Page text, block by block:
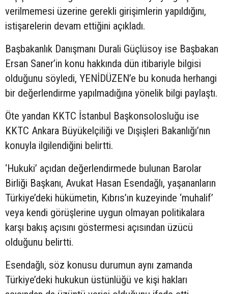
verilmemesi üzerine gerekli girişimlerin yapıldığını,
istişarelerin devam ettiğini açıkladı.
Başbakanlık Danışmanı Durali Güçlüsoy ise Başbakan
Ersan Saner’in konu hakkında dün itibariyle bilgisi
olduğunu söyledi, YENİDÜZEN’e bu konuda herhangi
bir değerlendirme yapılmadığına yönelik bilgi paylaştı.
Öte yandan KKTC İstanbul Başkonsolosluğu ise
KKTC Ankara Büyükelçiliği ve Dışişleri Bakanlığı’nın
konuyla ilgilendiğini belirtti.
‘Hukuki’ açıdan değerlendirmede bulunan Barolar
Birliği Başkanı, Avukat Hasan Esendağlı, yaşananların
Türkiye’deki hükümetin, Kıbrıs’ın kuzeyinde ‘muhalif’
veya kendi görüşlerine uygun olmayan politikalara
karşı bakış açısını göstermesi açısından üzücü
olduğunu belirtti.
Esendağlı, söz konusu durumun aynı zamanda
Türkiye’deki hukukun üstünlüğü ve kişi hakları